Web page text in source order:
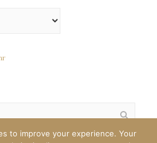
to improve your experience. Your